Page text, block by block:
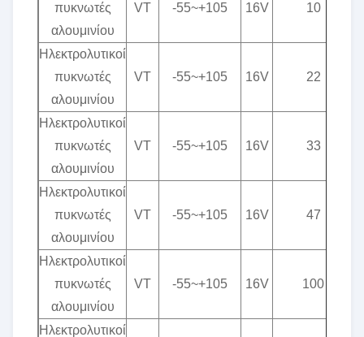
πυκνωτές
αλουμινίου
VT -55~+105 16V 10
Ηλεκτρολυτικοί
πυκνωτές
αλουμινίου
VT -55~+105 16V 22
Ηλεκτρολυτικοί
πυκνωτές
αλουμινίου
VT -55~+105 16V 33
Ηλεκτρολυτικοί
πυκνωτές
αλουμινίου
VT -55~+105 16V 47
Ηλεκτρολυτικοί
πυκνωτές
αλουμινίου
VT -55~+105 16V 100
Ηλεκτρολυτικοί